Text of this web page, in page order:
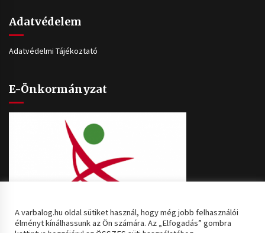
Adatvédelem
Adatvédelmi Tájékoztató
E-Önkormányzat
A varbalog.hu oldal sütiket használ, hogy még jobb felhasználói
élményt kínálhassunk az Ön számára. Az „Elfogadás” gombra